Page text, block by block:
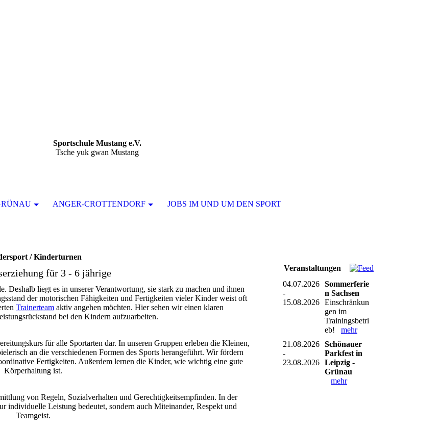
Sportschule Mustang e.V.
Tsche yuk gwan Mustang
ANGER-CROTTENDORF JOBS IM UND UM DEN SPORT
/ Kinderturnen
für 3 - 6 jährige
Deshalb liegt es in unserer Verantwortung, sie stark zu machen und ihnen
der motorischen Fähigkeiten und Fertigkeiten vieler Kinder weist oft
Trainerteam aktiv angehen möchten. Hier sehen wir einen klaren
bei den Kindern aufzuarbeiten.
für alle Sportarten dar. In unseren Gruppen erleben die Kleinen,
an die verschiedenen Formen des Sports herangeführt. Wir fördern
Fertigkeiten. Außerdem lernen die Kinder, wie wichtig eine gute
Körperhaltung ist.
von Regeln, Sozialverhalten und Gerechtigkeitsempfinden. In der
individuelle Leistung bedeutet, sondern auch Miteinander, Respekt und
Teamgeist.
Veranstaltungen
04.07.2026
-
15.08.2026
Sommerferie
n Sachsen
Einschränkun
gen im
Trainingsbetri
eb! mehr
21.08.2026
-
23.08.2026
Schönauer
Parkfest in
Leipzig -
Grünau
mehr